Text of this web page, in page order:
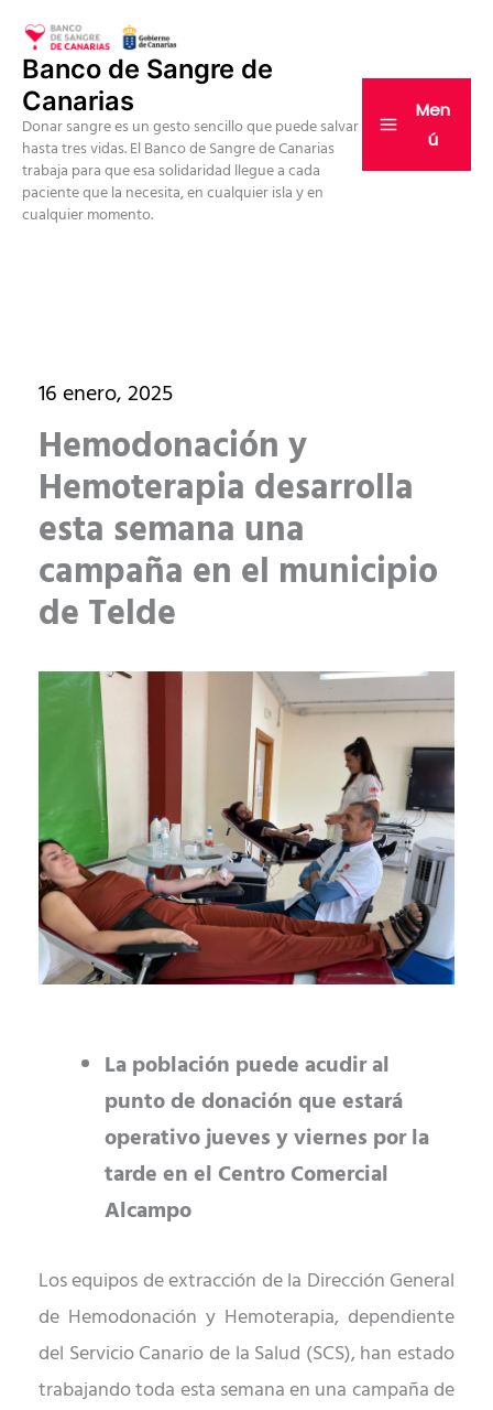
contenido
Banco de Sangre de
Canarias
Donar sangre es un gesto sencillo que puede salvar
hasta tres vidas. El Banco de Sangre de Canarias
trabaja para que esa solidaridad llegue a cada
paciente que la necesita, en cualquier isla y en
cualquier momento.
Men
ú
16 enero, 2025
Hemodonación y
Hemoterapia desarrolla
esta semana una
campaña en el municipio
de Telde
La población puede acudir al
punto de donación que estará
operativo jueves y viernes por la
tarde en el Centro Comercial
Alcampo
Los equipos de extracción de la Dirección General
de Hemodonación y Hemoterapia, dependiente
del Servicio Canario de la Salud (SCS), han estado
trabajando toda esta semana en una campaña de